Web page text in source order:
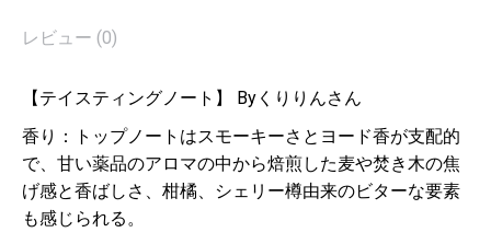
レビュー (0)
【テイスティングノート】 Byくりりんさん
香り：トップノートはスモーキーさとヨード香が支配的
で、甘い薬品のアロマの中から焙煎した麦や焚き木の焦
げ感と香ばしさ、柑橘、シェリー樽由来のビターな要素
も感じられる。